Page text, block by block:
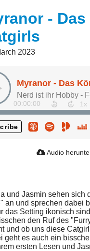
-
2023
Myranor - Das
Nerd ist ihr Hobby -
00:00:00
Audio
und Jasmin sehen sich
an und sprechen dabei
das Setting ikonisch
den Ruf des
und ob uns diese
geht es auch ein
ersten Lesen und